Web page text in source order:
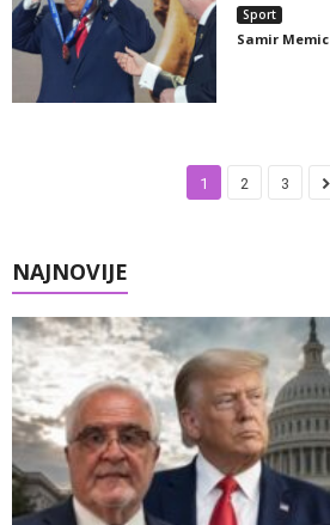
Sport
Samir Memic
1 2 3
NAJNOVIJE